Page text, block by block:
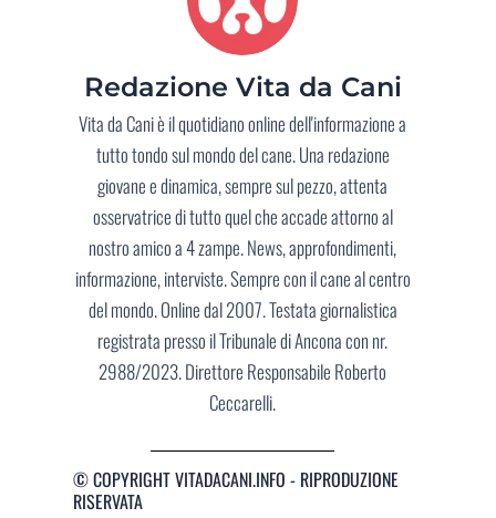
Redazione Vita da Cani
Vita da Cani è il quotidiano online dell'informazione a
tutto tondo sul mondo del cane. Una redazione
giovane e dinamica, sempre sul pezzo, attenta
osservatrice di tutto quel che accade attorno al
nostro amico a 4 zampe. News, approfondimenti,
informazione, interviste. Sempre con il cane al centro
del mondo. Online dal 2007. Testata giornalistica
registrata presso il Tribunale di Ancona con nr.
2988/2023. Direttore Responsabile Roberto
Ceccarelli.
© COPYRIGHT VITADACANI.INFO - RIPRODUZIONE
RISERVATA